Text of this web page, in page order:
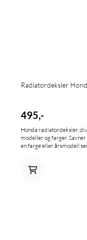
Radiatordeksler
495,-
Honda radiatordeksler, div
modeller og farger.
en farge eller årsmodell